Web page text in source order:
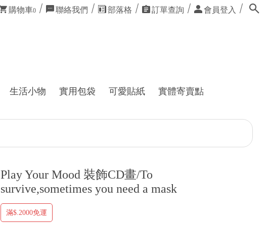
購物車0 聯絡我們 部落格 訂單查詢 會員登入
生活小物 實用包袋 可愛貼紙 實體寄賣點
Play Your Mood 裝飾CD畫/To
survive,sometimes you need a mask
滿$.2000免運